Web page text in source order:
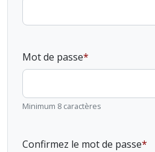
Mot de passe
Minimum 8 caractères
Confirmez le mot de passe